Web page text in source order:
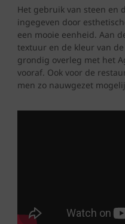
Het gebruik van steen en
ingegeven door
een mooie eenheid. Aan
textuur en de kleur van
grondig overleg met het
vooraf. Ook voor de
men zo nauwgezet